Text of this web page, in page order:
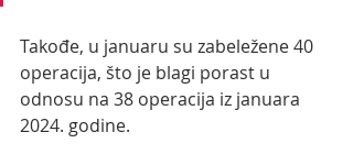
Takođe, u januaru su zabeležene 40
operacija, što je blagi porast u
odnosu na 38 operacija iz januara
2024. godine.